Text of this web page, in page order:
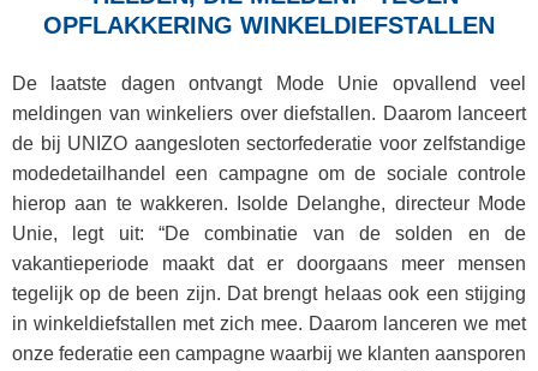
OPFLAKKERING WINKELDIEFSTALLEN
De laatste dagen ontvangt Mode Unie opvallend veel
meldingen van winkeliers over diefstallen. Daarom lanceert
de bij UNIZO aangesloten sectorfederatie voor zelfstandige
modedetailhandel een campagne om de sociale controle
hierop aan te wakkeren. Isolde Delanghe, directeur Mode
Unie, legt uit: “De combinatie van de solden en de
vakantieperiode maakt dat er doorgaans meer mensen
tegelijk op de been zijn. Dat brengt helaas ook een stijging
in winkeldiefstallen met zich mee. Daarom lanceren we met
onze federatie een campagne waarbij we klanten aansporen